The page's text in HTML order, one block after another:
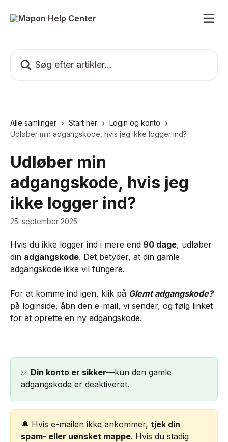
Alle samlinger Start her
Login og konto
Udløber min adgangskode, hvis jeg ikke logger ind?
Udløber min
adgangskode, hvis jeg
ikke logger ind?
25. september 2025
Hvis du ikke logger ind i mere end 90 dage, udløber
din adgangskode. Det betyder, at din gamle
adgangskode ikke vil fungere.
For at komme ind igen, klik på Glemt adgangskode?
på loginside, åbn den e-mail, vi sender, og følg linket
for at oprette en ny adgangskode.
✅ Din konto er sikker—kun den gamle
adgangskode er deaktiveret.
🔔 Hvis e-mailen ikke ankommer, tjek din
spam- eller uønsket mappe. Hvis du stadig